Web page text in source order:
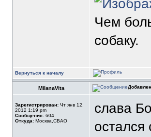
Чем
собаку.
Вернуться к началу
MilanaVita
Зарегистрирован: Чт янв 12,
2012 1:19 pm
Сообщения: 604
Откуда: Москва,СВАО
слава
остался